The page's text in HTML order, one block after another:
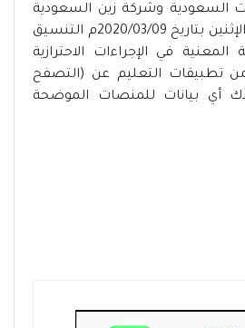
السعودية وشركة زين السعودية
وشركة موبايلي اليوم الإثنين بتاريخ 2020/03/09م التنسيق
في الإجراءات الاحترازية
من تطبيقات التعليم عن (التصفح
أي بيانات للمنصات الموضحة